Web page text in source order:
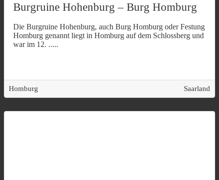
Burgruine Hohenburg – Burg Homburg
Die Burgruine Hohenburg, auch Burg Homburg oder Festung
Homburg genannt liegt in Homburg auf dem Schlossberg und
war im 12. .....
Homburg Saarland